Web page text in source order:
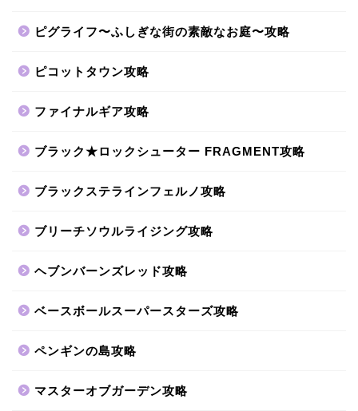
ピグライフ〜ふしぎな街の素敵なお庭〜攻略
ピコットタウン攻略
ファイナルギア攻略
ブラック★ロックシューター FRAGMENT攻略
ブラックステラインフェルノ攻略
ブリーチソウルライジング攻略
ヘブンバーンズレッド攻略
ベースボールスーパースターズ攻略
ペンギンの島攻略
マスターオブガーデン攻略